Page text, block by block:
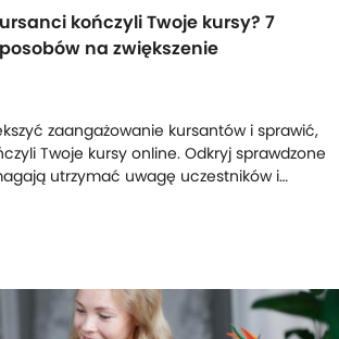
kończyli Twoje kursy? 7
na zwiększenie
zaangażowanie kursantów i sprawić,
Twoje kursy online. Odkryj sprawdzone
utrzymać uwagę uczestników i